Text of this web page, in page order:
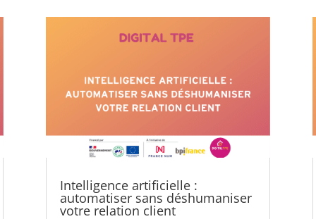
Intelligence artificielle :
automatiser sans déshumaniser
votre relation client